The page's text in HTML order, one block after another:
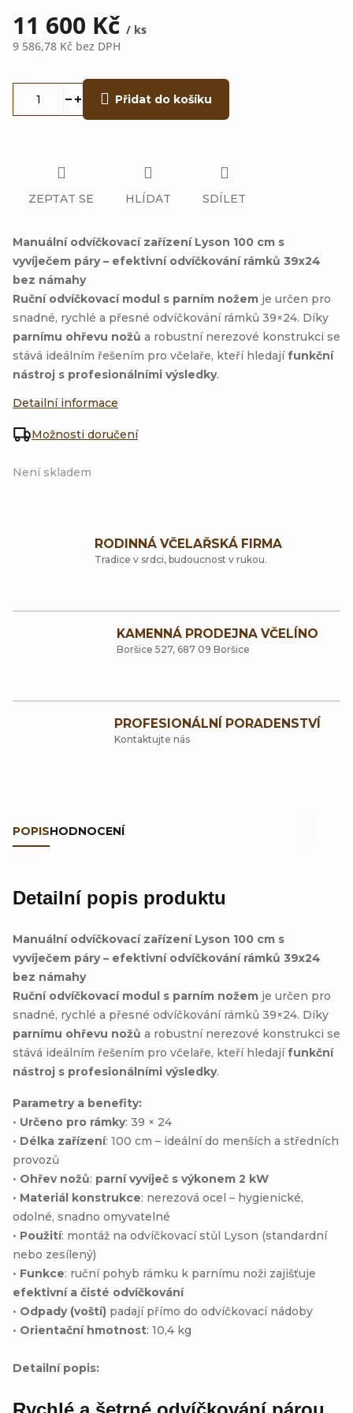
11 600 Kč / ks
9 586,78 Kč bez DPH
Není skladem
Možnosti doručení
Přidat do košíku
Manuální odvíčkovací zařízení Lyson 100 cm s
vyvíječem páry – efektivní odvíčkování rámků 39x24
bez námahy
Ruční odvíčkovací modul s parním nožem je určen pro
snadné, rychlé a přesné odvíčkování rámků 39×24. Díky
parnímu ohřevu nožů a robustní nerezové konstrukci se
stává ideálním řešením pro včelaře, kteří hledajífunkční
nástroj s profesionálními výsledky.
Detailní informace
ZEPTAT SE HLÍDAT SDÍLET
RODINNÁ VČELAŘSKÁ FIRMA
Tradice v srdci, budoucnost v rukou.
KAMENNÁ PRODEJNA VČELÍNO
Boršice 527, 687 09 Boršice
PROFESIONÁLNÍ PORADENSTVÍ
Kontaktujte nás
POPISHODNOCENÍ
Detailní popis produktu
Manuální odvíčkovací zařízení Lyson 100 cm s
vyvíječem páry – efektivní odvíčkování rámků 39x24
bez námahy
Ruční odvíčkovací modul s parním nožem je určen pro
snadné, rychlé a přesné odvíčkování rámků 39×24. Díky
parnímu ohřevu nožů a robustní nerezové konstrukci se
stává ideálním řešením pro včelaře, kteří hledajífunkční
nástroj s profesionálními výsledky.
Parametry a benefity:
• Určeno pro rámky: 39 × 24
• Délka zařízení: 100 cm – ideální do menších a středních
provozů
• Ohřev nožů: parní vyvíječ s výkonem 2 kW
• Materiál konstrukce: nerezová ocel – hygienické,
odolné, snadno omyvatelné
• Použití: montáž na odvíčkovací stůl Lyson (standardní
nebo zesílený)
• Funkce: ruční pohyb rámku k parnímu noži zajišťuje
efektivní a čisté odvíčkování
• Odpady (voští) padají přímo do odvíčkovací nádoby
• Orientační hmotnost: 10,4 kg
Detailní popis: